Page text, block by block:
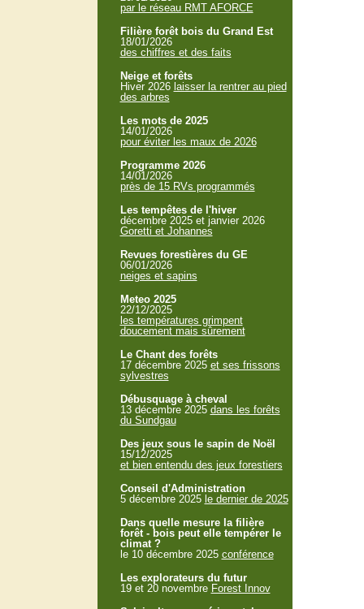
par le réseau RMT AFORCE
Filière forêt bois du Grand Est
18/01/2026
des chiffres et des faits
Neige et forêts
Hiver 2026 laisser la rentrer au pied
des arbres
Les mots de 2025
14/01/2026
pour éviter les maux de 2026
Programme 2026
14/01/2026
près de 15 RVs programmés
Les tempêtes de l'hiver
décembre 2025 et janvier 2026
Goretti et Johannes
Revues forestières du GE
06/01/2026
neiges et sapins
Meteo 2025
22/12/2025
les températures grimpent
doucement mais sûrement
Le Chant des forêts
17 décembre 2025 et ses frissons
sylvestres
Débusquage à cheval
13 décembre 2025 dans les forêts
du Sundgau
Des jeux sous le sapin de Noël
15/12/2025
et bien entendu des jeux forestiers
Conseil d'Administration
5 décembre 2025 le dernier de 2025
Dans quelle mesure la filière
forêt - bois peut elle tempérer le
climat ?
le 10 décembre 2025 conférence
Les explorateurs du futur
19 et 20 novembre Forest Innov